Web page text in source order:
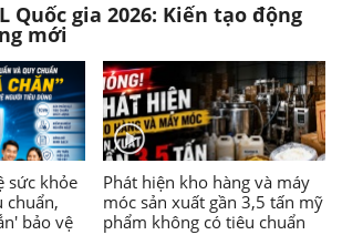
Quốc gia 2026: Kiến tạo động
mới
sức khỏe
chuẩn,
bảo vệ
Phát hiện kho hàng và máy
móc sản xuất gần 3,5 tấn mỹ
phẩm không có tiêu chuẩn